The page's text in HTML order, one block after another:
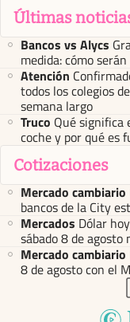
Últimas
Bancos vs Alycs
medida: cómo serán
Atención
todos los colegios
semana largo
Truco Qué significa
coche y por qué es
Cotizaciones
Mercado cambiario
bancos de la City
Mercados Dólar
sábado 8 de
Mercado cambiario
8 de agosto con el